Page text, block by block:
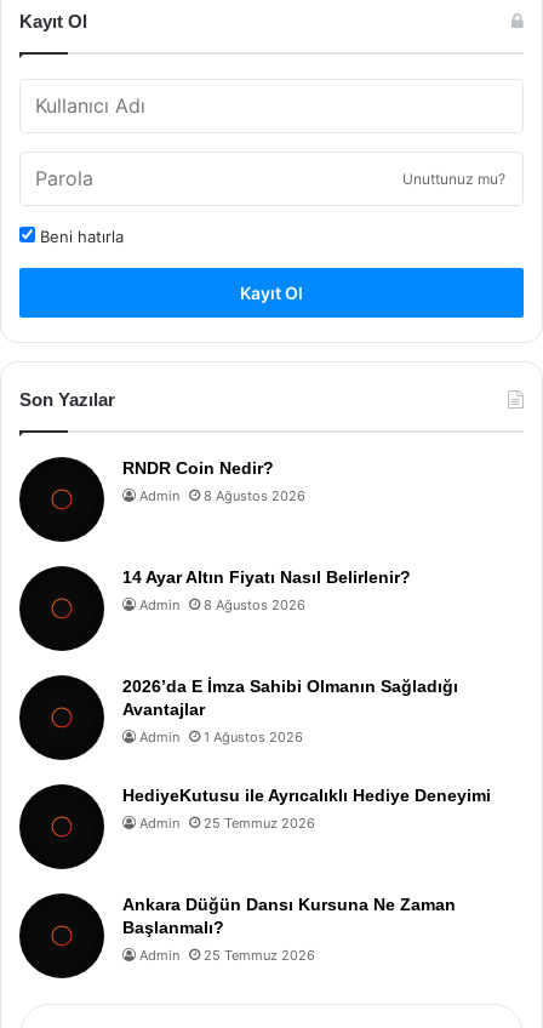
Kayıt Ol
Unuttunuz mu?
Beni hatırla
Kayıt Ol
Son Yazılar
RNDR Coin Nedir?
Admin 8 Ağustos 2026
14 Ayar Altın Fiyatı Nasıl Belirlenir?
Admin 8 Ağustos 2026
2026’da E İmza Sahibi Olmanın Sağladığı
Avantajlar
Admin 1 Ağustos 2026
HediyeKutusu ile Ayrıcalıklı Hediye Deneyimi
Admin 25 Temmuz 2026
Ankara Düğün Dansı Kursuna Ne Zaman
Başlanmalı?
Admin 25 Temmuz 2026